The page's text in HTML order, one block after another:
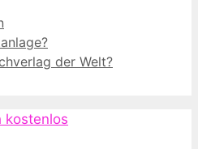
der Welt?
kostenlos